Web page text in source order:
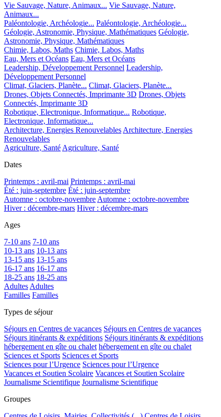
Vie Sauvage, Nature, Animaux... Vie Sauvage, Nature,
Animaux...
Paléontologie, Archéologie... Paléontologie, Archéologie...
Géologie, Astronomie, Physique, Mathématiques Géologie,
Astronomie, Physique, Mathématiques
Chimie, Labos, Maths Chimie, Labos, Maths
Eau, Mers et Océans Eau, Mers et Océans
Leadership, Développement Personnel Leadership,
Développement Personnel
Climat, Glaciers, Planète... Climat, Glaciers, Planète...
Drones, Objets Connectés, Imprimante 3D Drones, Objets
Connectés, Imprimante 3D
Robotique, Electronique, Informatique... Robotique,
Electronique, Informatique...
Architecture, Energies Renouvelables Architecture, Energies
Renouvelables
Agriculture, Santé Agriculture, Santé
Dates
Printemps : avril-mai Printemps : avril-mai
Été : juin-septembre Été : juin-septembre
Automne : octobre-novembre Automne : octobre-novembre
Hiver : décembre-mars Hiver : décembre-mars
Ages
7-10 ans 7-10 ans
10-13 ans 10-13 ans
13-15 ans 13-15 ans
16-17 ans 16-17 ans
18-25 ans 18-25 ans
Adultes Adultes
Familles Familles
Types de séjour
Séjours en Centres de vacances Séjours en Centres de vacances
Séjours itinérants & expéditions Séjours itinérants & expéditions
hébergement en gîte ou chalet hébergement en gîte ou chalet
Sciences et Sports Sciences et Sports
Sciences pour l’Urgence Sciences pour l’Urgence
Vacances et Soutien Scolaire Vacances et Soutien Scolaire
Journalisme Scientifique Journalisme Scientifique
Groupes